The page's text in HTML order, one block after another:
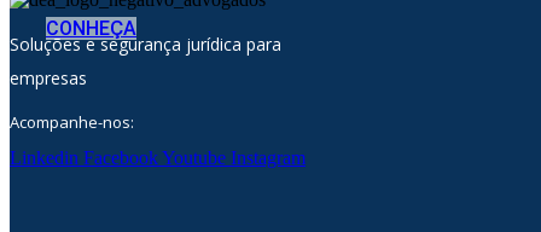
CONHEÇA
Soluções e segurança jurídica para
empresas
Acompanhe-nos:
Linkedin FacebookYoutube Instagram